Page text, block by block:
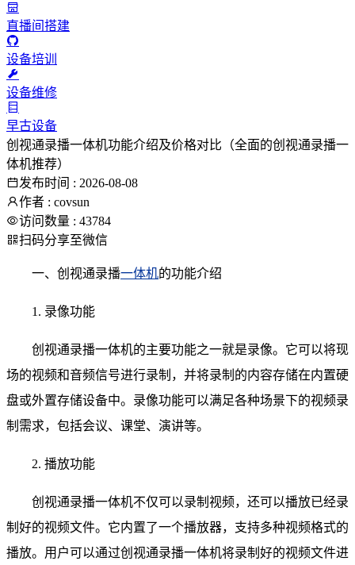
直播间搭建
设备培训
设备维修
早古设备
创视通录播一体机功能介绍及价格对比（全面的创视通录播一
体机推荐）
发布时间 : 2026-08-08
作者 : covsun
访问数量 : 43784
扫码分享至微信
一、创视通录播一体机的功能介绍
1. 录像功能
创视通录播一体机的主要功能之一就是录像。它可以将现
场的视频和音频信号进行录制，并将录制的内容存储在内置硬
盘或外置存储设备中。录像功能可以满足各种场景下的视频录
制需求，包括会议、课堂、演讲等。
2. 播放功能
创视通录播一体机不仅可以录制视频，还可以播放已经录
制好的视频文件。它内置了一个播放器，支持多种视频格式的
播放。用户可以通过创视通录播一体机将录制好的视频文件进